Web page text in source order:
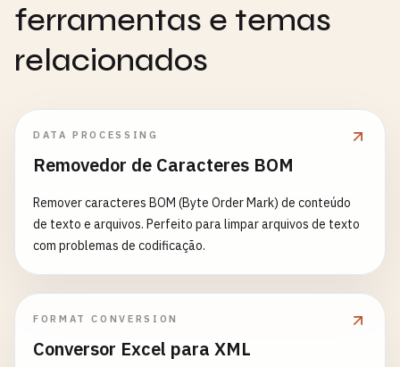
ferramentas e temas
relacionados
DATA PROCESSING
Removedor de Caracteres BOM
Remover caracteres BOM (Byte Order Mark) de conteúdo
de texto e arquivos. Perfeito para limpar arquivos de texto
com problemas de codificação.
FORMAT CONVERSION
Conversor Excel para XML